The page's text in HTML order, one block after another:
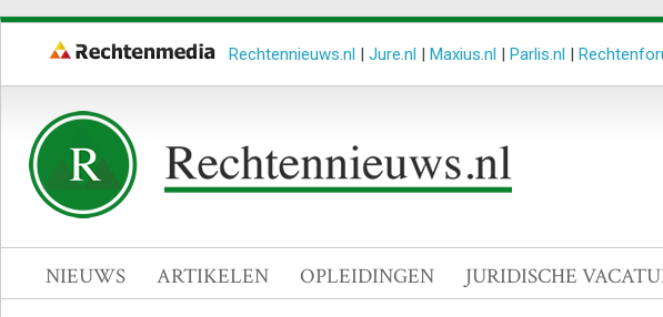
Rechtennieuws.nl | Jure.nl | Maxius.nl | Parlis.nl |
NIEUWS ARTIKELEN OPLEIDINGEN JURIDISCHE